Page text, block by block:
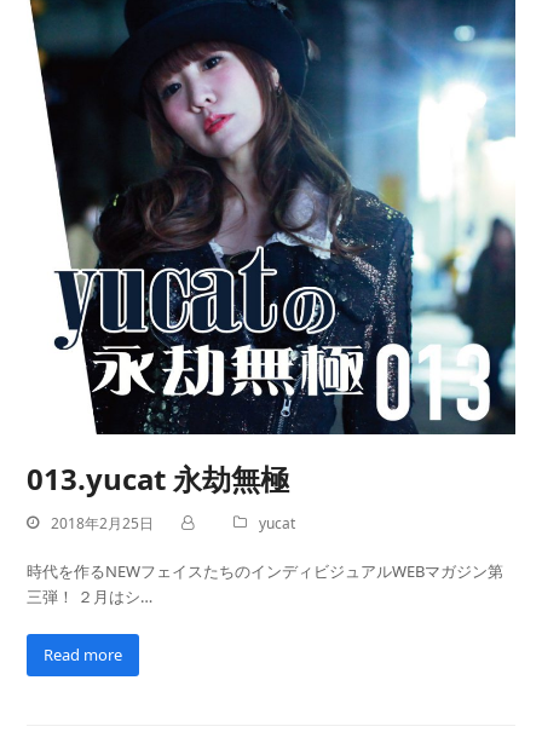
013.yucat 永劫無極
2018年2月25日 yucat
時代を作るNEWフェイスたちのインディビジュアルWEBマガジン第
三弾！ ２月はシ…
Read more